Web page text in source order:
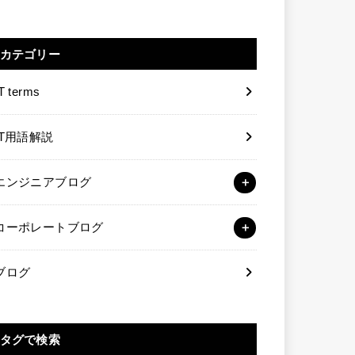
カテゴリー
terms
用語解説
ンジニアブログ
ーポレートブログ
ログ
タグで検索